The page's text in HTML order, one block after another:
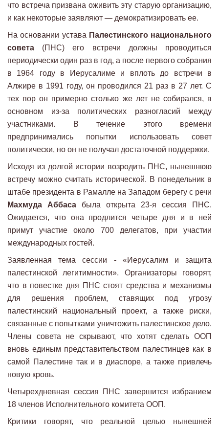
что встреча призвана оживить эту старую организацию,
и как некоторые заявляют — демократизировать ее.
На основании устава Палестинского национального
совета (ПНС) его встречи должны проводиться
периодически один раз в год, а после первого собрания
в 1964 году в Иерусалиме и вплоть до встречи в
Алжире в 1991 году, он проводился 21 раз в 27 лет. С
тех пор он примерно столько же лет не собирался, в
основном из-за политических разногласий между
участниками. В течение этого времени
предпринимались попытки использовать совет
политически, но он не получал достаточной поддержки.
Исходя из долгой истории возродить ПНС, нынешнюю
встречу можно считать исторической. В понедельник в
штабе президента в Рамалле на Западом берегу с речи
Махмуда Аббаса была открыта 23-я сессия ПНС.
Ожидается, что она продлится четыре дня и в ней
примут участие около 700 делегатов, при участии
международных гостей.
Заявленная тема сессии - «Иерусалим и защита
палестинской легитимности». Организаторы говорят,
что в повестке дня ПНС стоят средства и механизмы
для решения проблем, ставящих под угрозу
палестинский национальный проект, а также риски,
связанные с попытками уничтожить палестинское дело.
Члены совета не скрывают, что хотят сделать ООП
вновь единым представительством палестинцев как в
самой Палестине так и в диаспоре, а также привлечь
новую кровь.
Четырехдневная сессия ПНС завершится избранием
18 членов Исполнительного комитета ООП.
Критики говорят, что реальной целью нынешней